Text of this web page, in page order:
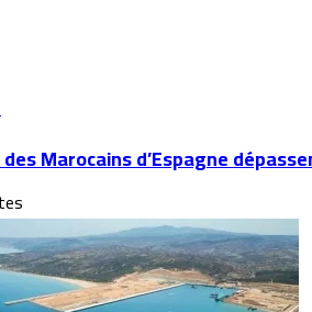
Marocains d’Espagne